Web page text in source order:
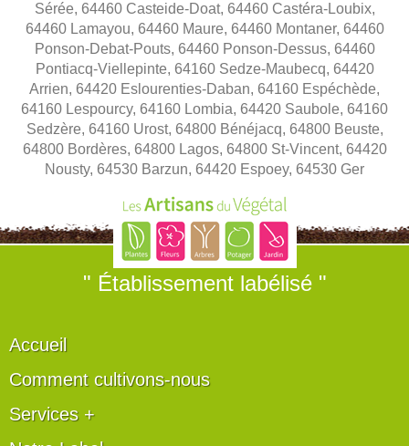
Sérée, 64460 Casteide-Doat, 64460 Castéra-Loubix,
64460 Lamayou, 64460 Maure, 64460 Montaner, 64460
Ponson-Debat-Pouts, 64460 Ponson-Dessus, 64460
Pontiacq-Viellepinte, 64160 Sedze-Maubecq, 64420
Arrien, 64420 Eslourenties-Daban, 64160 Espéchède,
64160 Lespourcy, 64160 Lombia, 64420 Saubole, 64160
Sedzère, 64160 Urost, 64800 Bénéjacq, 64800 Beuste,
64800 Bordères, 64800 Lagos, 64800 St-Vincent, 64420
Nousty, 64530 Barzun, 64420 Espoey, 64530 Ger
" Établissement labélisé "
Accueil
Comment cultivons-nous
Services +